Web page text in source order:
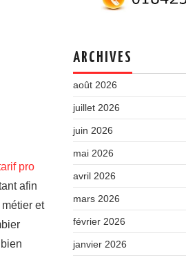
pro
afin
et
ARCHIVES
août 2026
juillet 2026
juin 2026
mai 2026
avril 2026
mars 2026
février 2026
janvier 2026